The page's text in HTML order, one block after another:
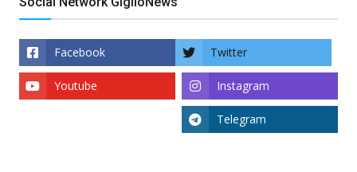
Facebook Twitter
Instagram
Youtube
Telegram